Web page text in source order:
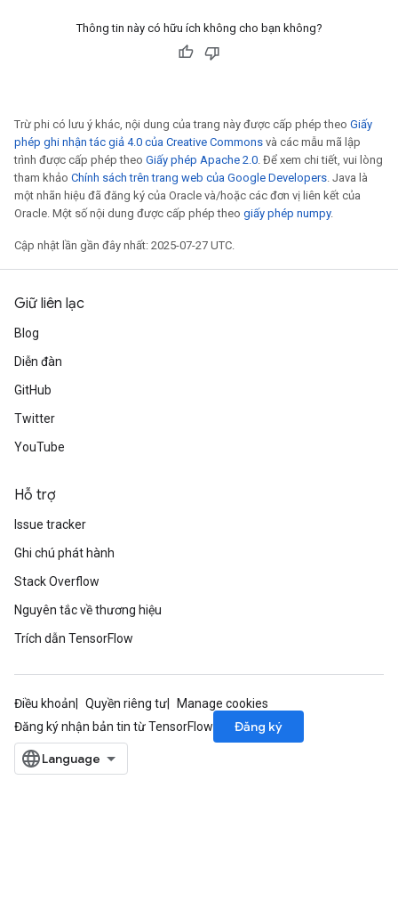
Thông tin này có hữu ích không cho bạn không?
Trừ phi có lưu ý khác, nội dung của trang này được cấp phép theo Giấy
phép ghi nhận tác giả 4.0 của Creative Commons và các mẫu mã lập
trình được cấp phép theo Giấy phép Apache 2.0. Để xem chi tiết, vui lòng
tham khảo Chính sách trên trang web của Google Developers. Java là
một nhãn hiệu đã đăng ký của Oracle và/hoặc các đơn vị liên kết của
Oracle. Một số nội dung được cấp phép theo giấy phép numpy.
Cập nhật lần gần đây nhất: 2025-07-27 UTC.
Giữ liên lạc
Blog
Diễn đàn
GitHub
Twitter
YouTube
Hỗ trợ
Issue tracker
Ghi chú phát hành
Stack Overflow
Nguyên tắc về thương hiệu
Trích dẫn TensorFlow
Điều khoản Quyền riêng tư
Manage cookies
Đăng ký nhận bản tin từ TensorFlow
Đăng ký